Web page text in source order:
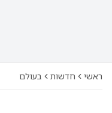
ראשי חדשות בעולם